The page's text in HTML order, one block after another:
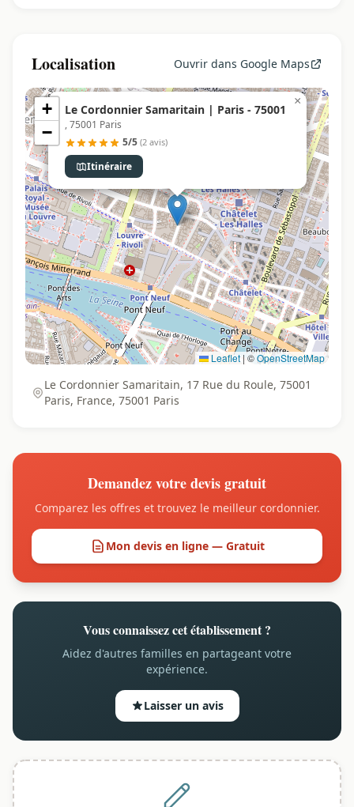
Localisation Ouvrir dans Google Maps
Le Cordonnier Samaritain | Paris - 75001
, 75001 Paris
5/5 (2 avis)
Itinéraire
×
+
−
Leaflet |©OpenStreetMap
Le Cordonnier Samaritain, 17 Rue du Roule, 75001
Paris, France, 75001 Paris
Demandez votre devis gratuit
Comparez les offres et trouvez le meilleur cordonnier.
Mon devis en ligne — Gratuit
Vous connaissez cet établissement ?
Aidez d'autres familles en partageant votre
expérience.
Laisser un avis